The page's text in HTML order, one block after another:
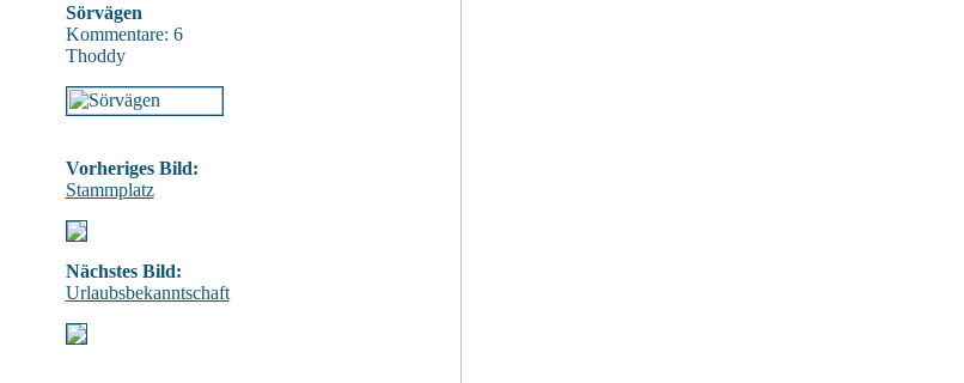
Sörvägen
Kommentare: 6
Thoddy
Vorheriges Bild:
Stammplatz
Nächstes Bild:
Urlaubsbekanntschaft